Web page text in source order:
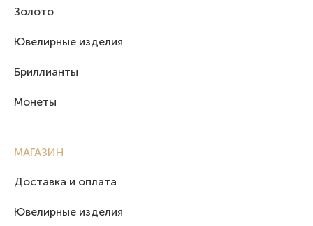
Золото
Ювелирные изделия
Бриллианты
Монеты
МАГАЗИН
Доставка и оплата
Ювелирные изделия